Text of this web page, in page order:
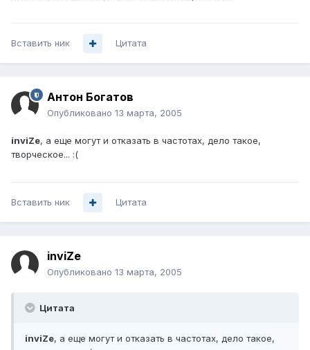
Вставить ник Цитата
Антон Богатов
Опубликовано 13 марта, 2005
inviZe, а еще могут и отказать в частотах, дело такое,
творческое... :(
Вставить ник Цитата
inviZe
Опубликовано 13 марта, 2005
Цитата
inviZe, а еще могут и отказать в частотах, дело такое,